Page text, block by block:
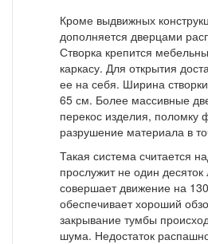
Кроме выдвижных
дополняется дверцами
Створка крепится
каркасу. Для открытия
ее на себя. Ширина
65 см. Более массивные
перекос изделия, поломку
разрушение материала в
Такая система считается
прослужит не один десяток
совершает движение на
обеспечивает хороший
закрывание тумбы
шума. Недостаток